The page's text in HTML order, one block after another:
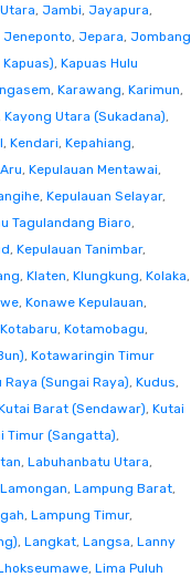
, Jambi, Jayapura,
Jeneponto, Jepara, Jombang
, Kapuas Hulu
, Karawang, Karimun,
Kayong Utara (Sukadana),
, Kendari, Kepahiang,
, Kepulauan Mentawai,
, Kepulauan Selayar,
Tagulandang Biaro,
, Kepulauan Tanimbar,
, Klaten, Klungkung, Kolaka,
, Konawe Kepulauan,
Kotabaru, Kotamobagu,
, Kotawaringin Timur
Raya (Sungai Raya), Kudus,
Barat (Sendawar), Kutai
Timur (Sangatta),
, Labuhanbatu Utara,
Lamongan, Lampung Barat,
, Lampung Timur,
, Langkat, Langsa, Lanny
, Lima Puluh